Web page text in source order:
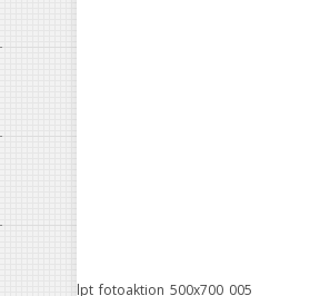
lpt_fotoaktion_500x700_005